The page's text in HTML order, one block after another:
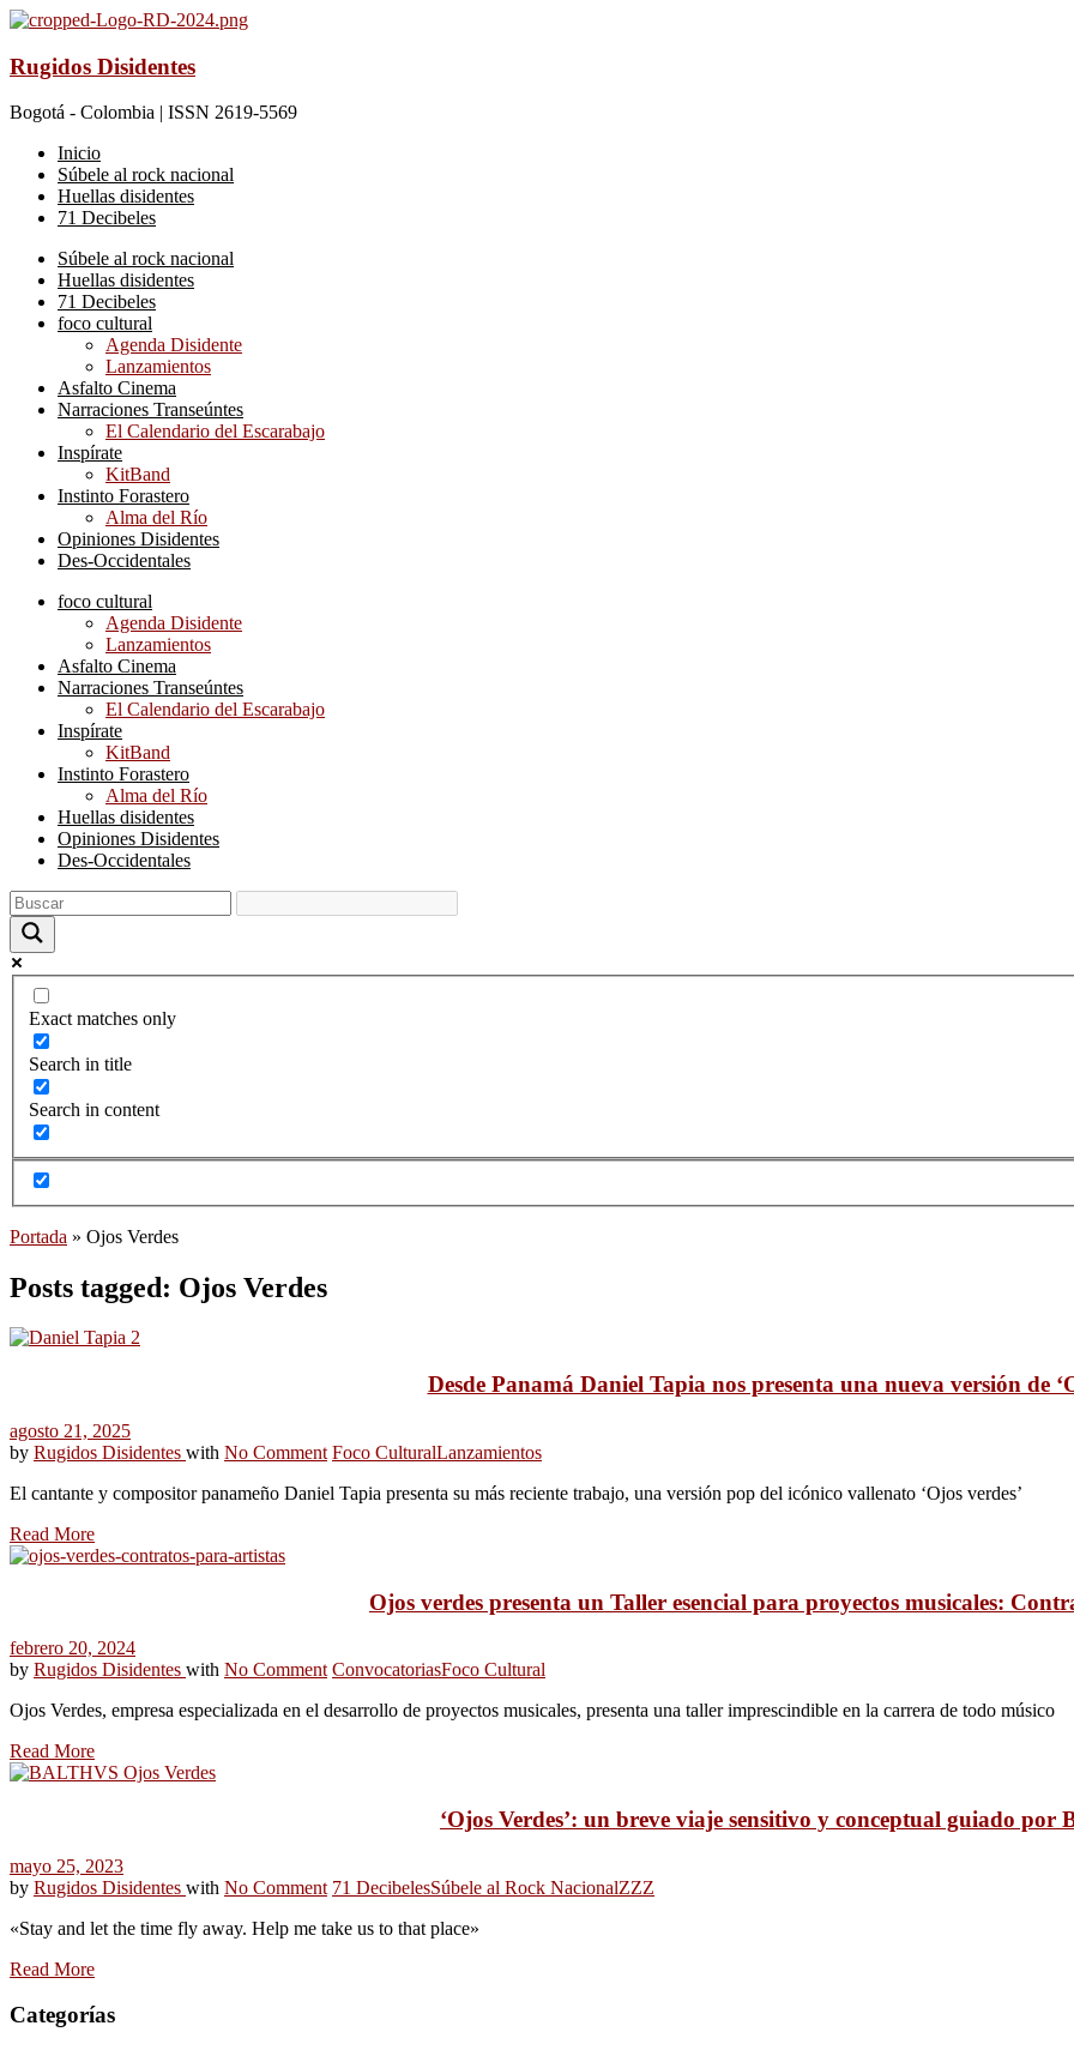
Rugidos Disidentes
Bogotá - Colombia | ISSN 2619-5569
Inicio
Súbele al rock nacional
Huellas disidentes
71 Decibeles
Súbele al rock nacional
Huellas disidentes
71 Decibeles
foco cultural
Agenda Disidente
Lanzamientos
Asfalto Cinema
Narraciones Transeúntes
El Calendario del Escarabajo
Inspírate
KitBand
Instinto Forastero
Alma del Río
Opiniones Disidentes
Des-Occidentales
foco cultural
Agenda Disidente
Lanzamientos
Asfalto Cinema
Narraciones Transeúntes
El Calendario del Escarabajo
Inspírate
KitBand
Instinto Forastero
Alma del Río
Huellas disidentes
Opiniones Disidentes
Des-Occidentales
Exact matches only
Search in title
Search in content
Portada » Ojos Verdes
Posts tagged: Ojos Verdes
Desde Panamá Daniel Tapia nos presenta una nueva versión de
agosto 21, 2025
by Rugidos Disidentes with No Comment Foco CulturalLanzamientos
El cantante y compositor panameño Daniel Tapia presenta su más reciente trabajo, una versión pop del icónico vallenato ‘Ojos verdes’
Read More
Ojos verdes presenta un Taller esencial para proyectos musicales:
febrero 20, 2024
by Rugidos Disidentes with No Comment ConvocatoriasFoco Cultural
Ojos Verdes, empresa especializada en el desarrollo de proyectos musicales, presenta una taller imprescindible en la carrera de todo músico
Read More
‘Ojos Verdes’: un breve viaje sensitivo y conceptual guiado por
mayo 25, 2023
by Rugidos Disidentes with No Comment 71 DecibelesSúbele al Rock NacionalZZZ
«Stay and let the time fly away. Help me take us to that place»
Read More
Categorías